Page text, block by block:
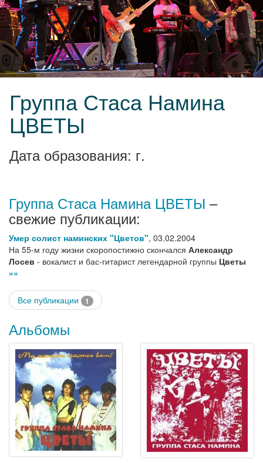
Группа Стаса Намина
ЦВЕТЫ
Дата образования: г.
Группа Стаса Намина ЦВЕТЫ –
свежие публикации:
Умер солист наминских "Цветов", 03.02.2004
На 55-м году жизни скоропостижно скончался Александр
Лосев - вокалист и бас-гитарист легендарной группы Цветы
»»
Все публикации 1
Альбомы